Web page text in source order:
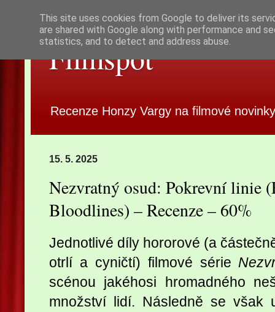
Filmspot
Recenze Honzy Vargy na filmové
15. 5. 2025
Nezvratný osud: Pokrevní linie
Bloodlines) – Recenze – 60%
Jednotlivé díly hororové (a
otrlí a cyničtí) filmové série
scénou jakéhosi hromadného
množství lidí. Následně se
This site uses cookies from Google to deliver its
are shared with Google along with performance and
statistics, and to detect and address abuse.